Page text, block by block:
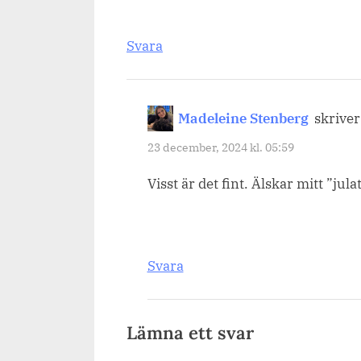
Svara
Madeleine Stenberg
23 december, 2024 kl. 05:59
Visst är det fint. Älskar mitt
Svara
Lämna ett svar